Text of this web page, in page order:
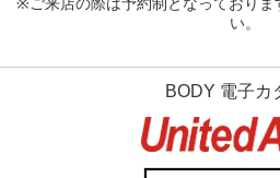
い。
BODY 電子カ